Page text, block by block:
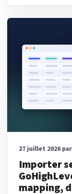
27 juillet 2026
Importer
mapping,